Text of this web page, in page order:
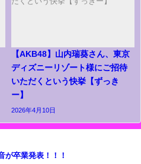
【AKB48】山内瑞葵さん、東京
ディズニーリゾート様にご招待
いただくという快挙【ずっき
ー】
2026年4月10日
が卒業発表！！！